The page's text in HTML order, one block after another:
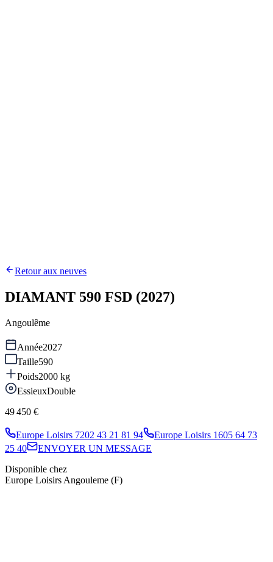
Retour aux neuves
DIAMANT 590 FSD (2027)
Angoulême
Année2027
Taille590
Poids2000 kg
EssieuxDouble
49 450 €
Europe Loisirs 7202 43 21 81 94 Europe Loisirs 1605 64 73
25 40
ENVOYER UN MESSAGE
Disponible chez
Europe Loisirs Angouleme (F)